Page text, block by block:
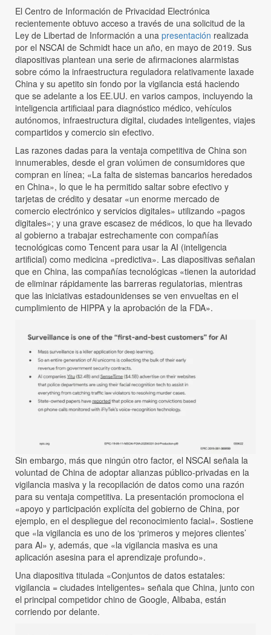
El Centro de Información de Privacidad Electrónica
recientemente obtuvo acceso a través de una solicitud de la
Ley de Libertad de Información a una presentación realizada
por el NSCAI de Schmidt hace un año, en mayo de 2019. Sus
diapositivas plantean una serie de afirmaciones alarmistas
sobre cómo la infraestructura reguladora relativamente laxade
China y su apetito sin fondo por la vigilancia está haciendo
que se adelante a los EE.UU. en varios campos, incluyendo la
inteligencia artificiaal para diagnóstico médico, vehículos
autónomos, infraestructura digital, ciudades inteligentes, viajes
compartidos y comercio sin efectivo.
Las razones dadas para la ventaja competitiva de China son
innumerables, desde el gran volúmen de consumidores que
compran en línea; «La falta de sistemas bancarios heredados
en China», lo que le ha permitido saltar sobre efectivo y
tarjetas de crédito y desatar «un enorme mercado de
comercio electrónico y servicios digitales» utilizando «pagos
digitales»; y una grave escasez de médicos, lo que ha llevado
al gobierno a trabajar estrechamente con compañías
tecnológicas como Tencent para usar la AI (inteligencia
artificial) como medicina «predictiva». Las diapositivas señalan
que en China, las compañías tecnológicas «tienen la autoridad
de eliminar rápidamente las barreras regulatorias, mientras
que las iniciativas estadounidenses se ven envueltas en el
cumplimiento de HIPPA y la aprobación de la FDA».
Sin embargo, más que ningún otro factor, el NSCAI señala la
voluntad de China de adoptar alianzas público-privadas en la
vigilancia masiva y la recopilación de datos como una razón
para su ventaja competitiva. La presentación promociona el
«apoyo y participación explícita del gobierno de China, por
ejemplo, en el despliegue del reconocimiento facial». Sostiene
que «la vigilancia es uno de los ‘primeros y mejores clientes’
para Al» y, además, que «la vigilancia masiva es una
aplicación asesina para el aprendizaje profundo».
Una diapositiva titulada «Conjuntos de datos estatales:
vigilancia = ciudades inteligentes» señala que China, junto con
el principal competidor chino de Google, Alibaba, están
corriendo por delante.